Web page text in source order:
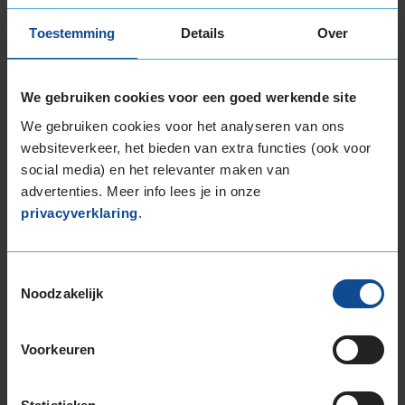
Toestemming Details Over
We gebruiken cookies voor een goed werkende site
We gebruiken cookies voor het analyseren van ons
websiteverkeer, het bieden van extra functies (ook voor
social media) en het relevanter maken van
advertenties. Meer info lees je in onze
privacyverklaring.
Noodzakelijk
Voorkeuren